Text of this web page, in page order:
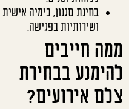
בחינת סגנון, כימיה אישית
ושירותיות בפגישה.
ממה חייבים
להימנע בבחירת
צלם אירועים?